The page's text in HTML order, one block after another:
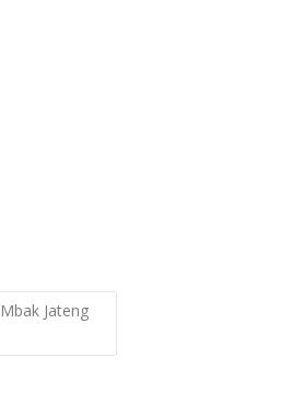
Jateng